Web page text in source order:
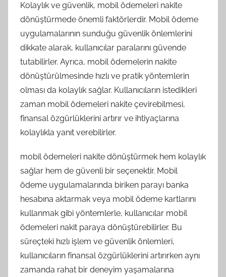
Kolaylık ve güvenlik, mobil ödemeleri nakite
dönüştürmede önemli faktörlerdir. Mobil ödeme
uygulamalarının sunduğu güvenlik önlemlerini
dikkate alarak, kullanıcılar paralarını güvende
tutabilirler. Ayrıca, mobil ödemelerin nakite
dönüştürülmesinde hızlı ve pratik yöntemlerin
olması da kolaylık sağlar. Kullanıcıların istedikleri
zaman mobil ödemeleri nakite çevirebilmesi,
finansal özgürlüklerini artırır ve ihtiyaçlarına
kolaylıkla yanıt verebilirler.
mobil ödemeleri nakite dönüştürmek hem kolaylık
sağlar hem de güvenli bir seçenektir. Mobil
ödeme uygulamalarında biriken parayı banka
hesabına aktarmak veya mobil ödeme kartlarını
kullanmak gibi yöntemlerle, kullanıcılar mobil
ödemeleri nakit paraya dönüştürebilirler. Bu
süreçteki hızlı işlem ve güvenlik önlemleri,
kullanıcıların finansal özgürlüklerini artırırken aynı
zamanda rahat bir deneyim yaşamalarına